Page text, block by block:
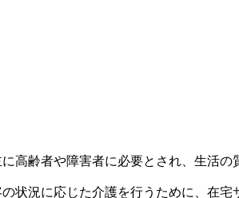
齢者や障害者に必要とされ、生活の
況に応じた介護を行うために、在宅